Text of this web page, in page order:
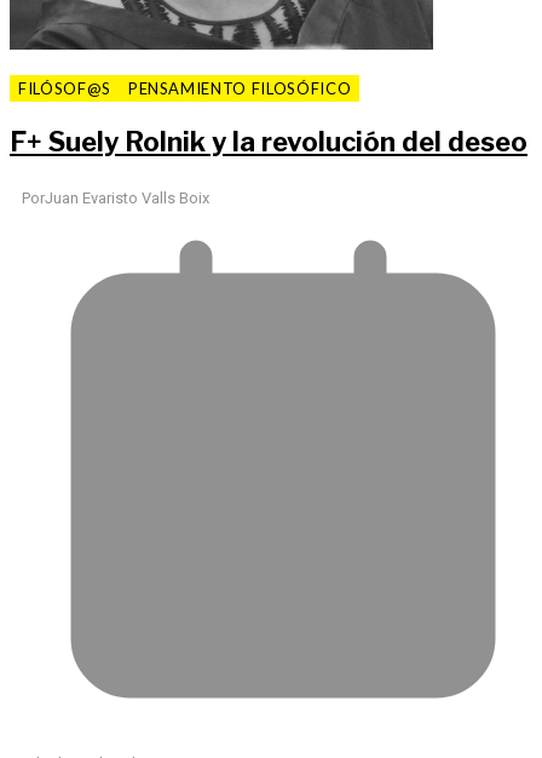
FILÓSOF@S PENSAMIENTO FILOSÓFICO
F+ Suely Rolnik y la revolución del deseo
PorJuan Evaristo Valls Boix